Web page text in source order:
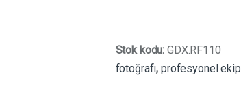
Stok kodu: GDX.RF110
fotoğrafı, profesyonel